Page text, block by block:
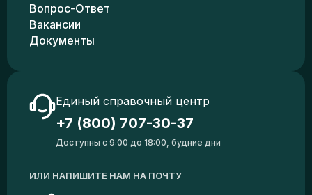
Вопрос-Ответ
Вакансии
Документы
Единый справочный центр
+7 (800) 707-30-37
Доступны с 9:00 до 18:00, будние дни
ИЛИ НАПИШИТЕ НАМ НА ПОЧТУ